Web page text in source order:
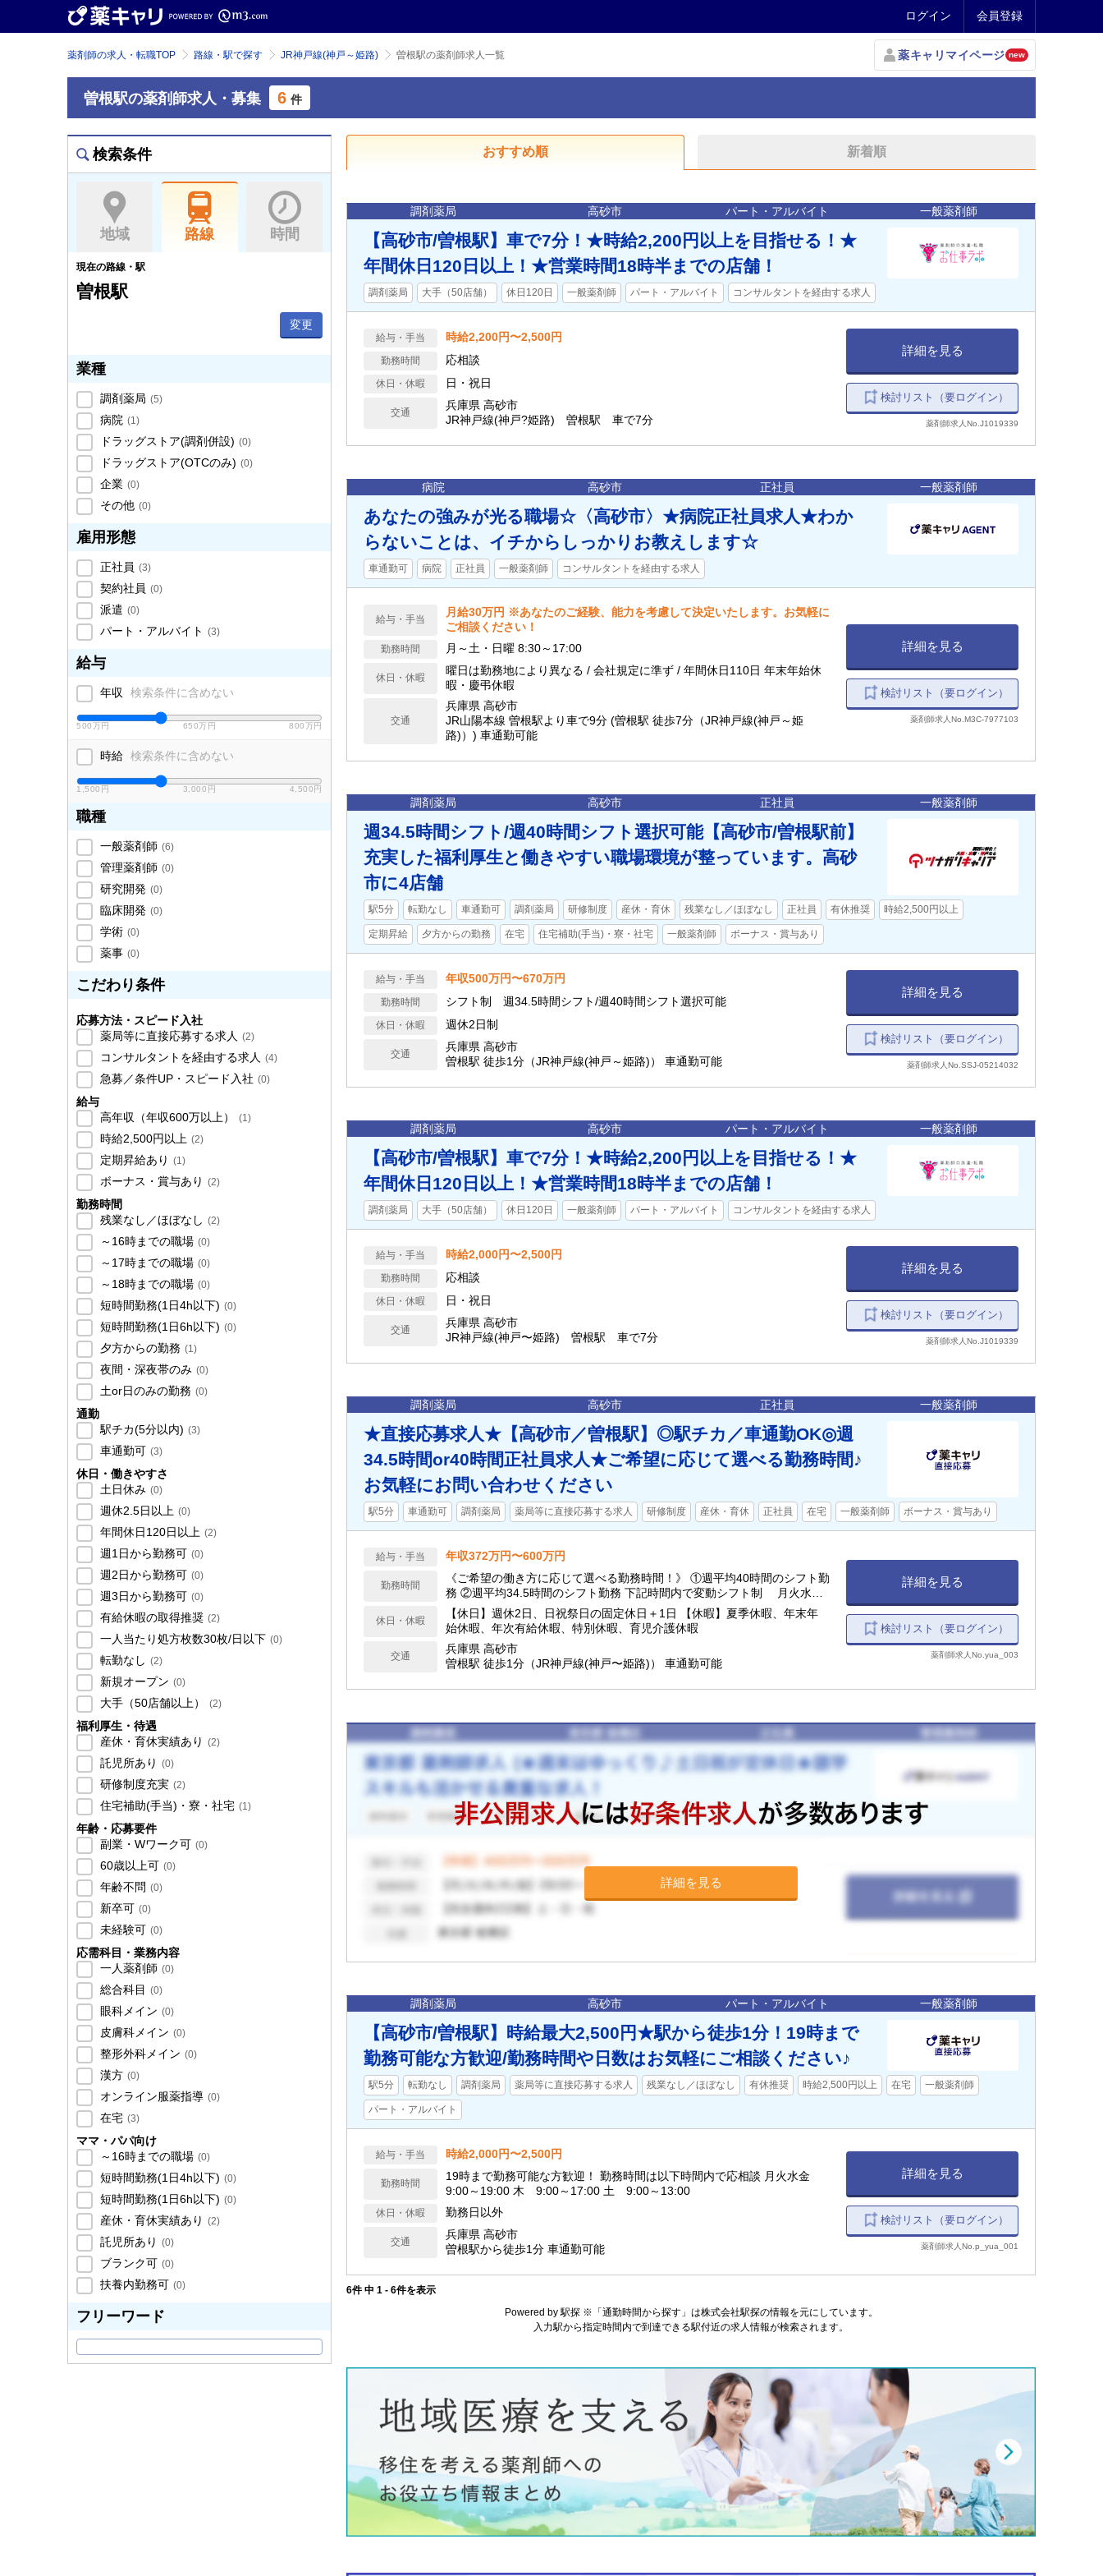
ログイン 会員登録
薬剤師の求人・転職TOP 路線・駅で探す JR神戸線(神戸～姫路) 曽根駅の薬剤師求人一覧 薬キャリマイページ new
曽根駅の薬剤師求人・募集 6 件
検索条件
地域 路線 時間
現在の路線・駅
曽根駅
変更
業種
調剤薬局 (5)
病院 (1)
ドラッグストア(調剤併設) (0)
ドラッグストア(OTCのみ) (0)
企業 (0)
その他 (0)
雇用形態
正社員 (3)
契約社員 (0)
派遣 (0)
パート・アルバイト (3)
給与
年収 検索条件に含めない
500万円 650万円 800万円
時給 検索条件に含めない
1,500円 3,000円 4,500円
職種
一般薬剤師 (6)
管理薬剤師 (0)
研究開発 (0)
臨床開発 (0)
学術 (0)
薬事 (0)
こだわり条件
応募方法・スピード入社
薬局等に直接応募する求人 (2)
コンサルタントを経由する求人 (4)
急募／条件UP・スピード入社 (0)
給与
高年収（年収600万以上）
(1)
時給2,500円以上 (2)
定期昇給あり (1)
ボーナス・賞与あり (2)
勤務時間
残業なし／ほぼなし (2)
～16時までの職場 (0)
～17時までの職場 (0)
～18時までの職場 (0)
短時間勤務(1日4h以下) (0)
短時間勤務(1日6h以下) (0)
夕方からの勤務 (1)
夜間・深夜帯のみ (0)
土or日のみの勤務 (0)
通勤
駅チカ(5分以内) (3)
車通勤可 (3)
休日・働きやすさ
土日休み (0)
週休2.5日以上 (0)
年間休日120日以上 (2)
週1日から勤務可 (0)
週2日から勤務可 (0)
週3日から勤務可 (0)
有給休暇の取得推奨 (2)
一人当たり処方枚数30枚/日以下 (0)
転勤なし (2)
新規オープン (0)
大手（50店舗以上） (2)
福利厚生・待遇
産休・育休実績あり (2)
託児所あり (0)
研修制度充実 (2)
住宅補助(手当)・寮・社宅 (1)
年齢・応募要件
副業・Wワーク可 (0)
60歳以上可 (0)
年齢不問 (0)
新卒可 (0)
未経験可 (0)
応需科目・業務内容
一人薬剤師 (0)
総合科目 (0)
眼科メイン (0)
皮膚科メイン (0)
整形外科メイン (0)
漢方 (0)
オンライン服薬指導 (0)
在宅 (3)
ママ・パパ向け
～16時までの職場 (0)
短時間勤務(1日4h以下) (0)
短時間勤務(1日6h以下) (0)
産休・育休実績あり (2)
託児所あり (0)
ブランク可 (0)
扶養内勤務可 (0)
フリーワード
おすすめ順 新着順
調剤薬局 高砂市 パート・アルバイト 一般薬剤師
【高砂市/曽根駅】車で7分！★時給2,200円以上を目指せる！★
年間休日120日以上！★営業時間18時半までの店舗！
調剤薬局 大手（50店舗） 休日120日 一般薬剤師 パート・アルバイト コンサルタントを経由する求人
給与・手当 時給2,200円〜2,500円
勤務時間 応相談
休日・休暇 日・祝日
交通
兵庫県 高砂市
JR神戸線(神戸?姫路) 曽根駅 車で7分
詳細を見る
検討リスト（要ログイン）
薬剤師求人No.J1019339
病院 高砂市 正社員 一般薬剤師
あなたの強みが光る職場☆〈高砂市〉★病院正社員求人★わか
らないことは、イチからしっかりお教えします☆
車通勤可 病院 正社員 一般薬剤師 コンサルタントを経由する求人
給与・手当
月給30万円 ※あなたのご経験、能力を考慮して決定いたします。お気軽に
ご相談ください！
勤務時間 月～土・日曜 8:30～17:00
休日・休暇
曜日は勤務地により異なる / 会社規定に準ず / 年間休日110日 年末年始休
暇・慶弔休暇
交通
兵庫県 高砂市
JR山陽本線 曽根駅より車で9分 (曽根駅 徒歩7分（JR神戸線(神戸～姫
路)）) 車通勤可能
詳細を見る
検討リスト（要ログイン）
薬剤師求人No.M3C-7977103
調剤薬局 高砂市 正社員 一般薬剤師
週34.5時間シフト/週40時間シフト選択可能【高砂市/曽根駅前】
充実した福利厚生と働きやすい職場環境が整っています。高砂
市に4店舗
駅5分 転勤なし 車通勤可 調剤薬局 研修制度 産休・育休 残業なし／ほぼなし 正社員 有休推奨 時給2,500円以上
定期昇給 夕方からの勤務 在宅 住宅補助(手当)・寮・社宅 一般薬剤師 ボーナス・賞与あり
給与・手当 年収500万円〜670万円
勤務時間 シフト制 週34.5時間シフト/週40時間シフト選択可能
休日・休暇 週休2日制
交通
兵庫県 高砂市
曽根駅 徒歩1分（JR神戸線(神戸～姫路)） 車通勤可能
詳細を見る
検討リスト（要ログイン）
薬剤師求人No.SSJ-05214032
調剤薬局 高砂市 パート・アルバイト 一般薬剤師
【高砂市/曽根駅】車で7分！★時給2,200円以上を目指せる！★
年間休日120日以上！★営業時間18時半までの店舗！
調剤薬局 大手（50店舗） 休日120日 一般薬剤師 パート・アルバイト コンサルタントを経由する求人
給与・手当 時給2,000円〜2,500円
勤務時間 応相談
休日・休暇 日・祝日
交通
兵庫県 高砂市
JR神戸線(神戸〜姫路) 曽根駅 車で7分
詳細を見る
検討リスト（要ログイン）
薬剤師求人No.J1019339
調剤薬局 高砂市 正社員 一般薬剤師
★直接応募求人★【高砂市／曽根駅】◎駅チカ／車通勤OK◎週
34.5時間or40時間正社員求人★ご希望に応じて選べる勤務時間♪
お気軽にお問い合わせください
駅5分 車通勤可 調剤薬局 薬局等に直接応募する求人 研修制度 産休・育休 正社員 在宅 一般薬剤師 ボーナス・賞与あり
給与・手当 年収372万円〜600万円
勤務時間
《ご希望の働き方に応じて選べる勤務時間！》 ①週平均40時間のシフト勤
務 ②週平均34.5時間のシフト勤務 下記時間内で変動シフト制 月火水
金 9:00～19:00 木 9:00～17:00 土 9:00～13:00
休日・休暇
【休日】週休2日、日祝祭日の固定休日＋1日 【休暇】夏季休暇、年末年
始休暇、年次有給休暇、特別休暇、育児介護休暇
交通
兵庫県 高砂市
曽根駅 徒歩1分（JR神戸線(神戸〜姫路)） 車通勤可能
詳細を見る
検討リスト（要ログイン）
薬剤師求人No.yua_003
詳細を見る
調剤薬局 高砂市 パート・アルバイト 一般薬剤師
【高砂市/曽根駅】時給最大2,500円★駅から徒歩1分！19時まで
勤務可能な方歓迎/勤務時間や日数はお気軽にご相談ください♪
駅5分 転勤なし 調剤薬局 薬局等に直接応募する求人 残業なし／ほぼなし 有休推奨 時給2,500円以上 在宅 一般薬剤師
パート・アルバイト
給与・手当 時給2,000円〜2,500円
勤務時間
19時まで勤務可能な方歓迎！ 勤務時間は以下時間内で応相談 月火水金
9:00～19:00 木 9:00～17:00 土 9:00～13:00
休日・休暇 勤務日以外
交通
兵庫県 高砂市
曽根駅から徒歩1分 車通勤可能
詳細を見る
検討リスト（要ログイン）
薬剤師求人No.p_yua_001
6件 中 1 - 6件を表示
Powered by 駅探 ※「通勤時間から探す」は株式会社駅探の情報を元にしています。
入力駅から指定時間内で到達できる駅付近の求人情報が検索されます。